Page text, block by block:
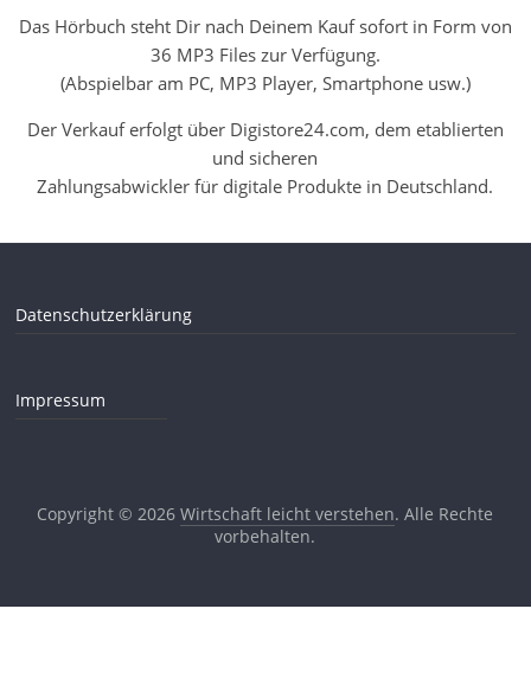
Das Hörbuch steht Dir nach Deinem Kauf sofort in Form von
36 MP3 Files zur Verfügung.
(Abspielbar am PC, MP3 Player, Smartphone usw.)
Der Verkauf erfolgt über Digistore24.com, dem etablierten
und sicheren
Zahlungsabwickler für digitale Produkte in Deutschland.
Datenschutzerklärung
Impressum
Copyright © 2026Wirtschaft leicht verstehen. Alle Rechte
vorbehalten.